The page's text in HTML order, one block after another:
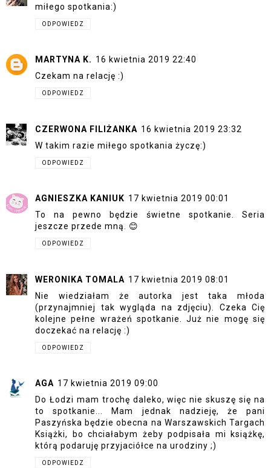
miłego spotkania:)
ODPOWIEDZ
MARTYNA K. 16 kwietnia 2019 22:40
Czekam na relację :)
ODPOWIEDZ
CZERWONA FILIŻANKA 16 kwietnia 2019 23:32
W takim razie miłego spotkania życzę:)
ODPOWIEDZ
AGNIESZKA KANIUK 17 kwietnia 2019 00:01
To na pewno będzie świetne spotkanie. Seria
jeszcze przede mną. 😊
ODPOWIEDZ
WERONIKA TOMALA 17 kwietnia 2019 08:01
Nie wiedziałam że autorka jest taka młoda
(przynajmniej tak wygląda na zdjęciu). Czeka Cię
kolejne pełne wrażeń spotkanie. Już nie mogę się
doczekać na relację :)
ODPOWIEDZ
AGA 17 kwietnia 2019 09:00
Do Łodzi mam trochę daleko, więc nie skuszę się na
to spotkanie... Mam jednak nadzieję, że pani
Paszyńska będzie obecna na Warszawskich Targach
Książki, bo chciałabym żeby podpisała mi książkę,
którą podaruję przyjaciółce na urodziny ;)
ODPOWIEDZ